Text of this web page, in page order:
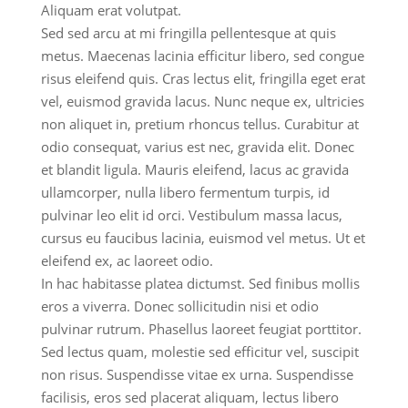
Aliquam erat volutpat.
Sed sed arcu at mi fringilla pellentesque at quis
metus. Maecenas lacinia efficitur libero, sed congue
risus eleifend quis. Cras lectus elit, fringilla eget erat
vel, euismod gravida lacus. Nunc neque ex, ultricies
non aliquet in, pretium rhoncus tellus. Curabitur at
odio consequat, varius est nec, gravida elit. Donec
et blandit ligula. Mauris eleifend, lacus ac gravida
ullamcorper, nulla libero fermentum turpis, id
pulvinar leo elit id orci. Vestibulum massa lacus,
cursus eu faucibus lacinia, euismod vel metus. Ut et
eleifend ex, ac laoreet odio.
In hac habitasse platea dictumst. Sed finibus mollis
eros a viverra. Donec sollicitudin nisi et odio
pulvinar rutrum. Phasellus laoreet feugiat porttitor.
Sed lectus quam, molestie sed efficitur vel, suscipit
non risus. Suspendisse vitae ex urna. Suspendisse
facilisis, eros sed placerat aliquam, lectus libero